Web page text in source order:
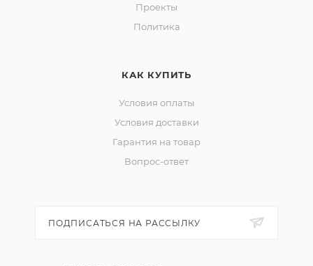
Проекты
Политика
КАК КУПИТЬ
Условия оплаты
Условия доставки
Гарантия на товар
Вопрос-ответ
ПОДПИСАТЬСЯ НА РАССЫЛКУ